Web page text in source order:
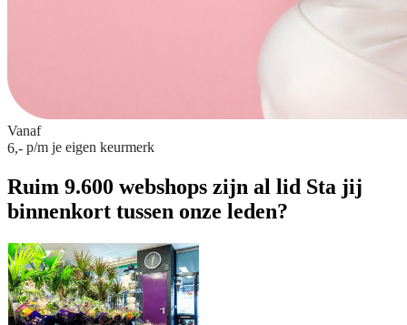
Vanaf
6,- p/m je eigen keurmerk
Ruim 9.600 webshops zijn al lid Sta jij
binnenkort tussen onze leden?